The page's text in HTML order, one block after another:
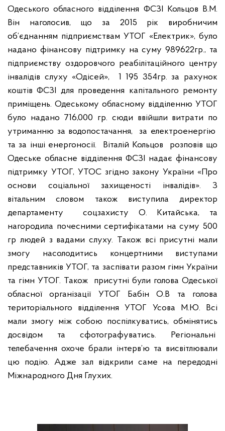
Одеського обласного відділення ФСЗІ Кольцов В.М.
Він наголосив, що за 2015 рік виробничим
об’єднанням підприємствам УТОГ «Електрик», було
надано фінансову підтримку на суму 989622гр., та
підприємству оздоровчого реабілітаційного центру
інвалідів слуху «Одісей»,
1 195 354гр. за рахунок
коштів ФСЗІ для проведення капітального ремонту
приміщень. Одеському обласному відділенню УТОГ
було надано 716,000 гр. сюди ввійшли витрати по
утриманню за водопостачання,
за електроенергію
та за інші енергоносії.
Віталій Кольцов
розповів що
Одеське обласне відділення ФСЗІ надає фінансову
підтримку УТОГ, УТОС згідно закону України «Про
основи соціальної захищеності інвалідів». З
вітальним словом також виступила директор
департаменту
соцзахисту О. Китайська, та
нагородила почесними сертифікатами на суму 500
гр людей з вадами слуху. Також всі присутні мали
змогу насолодитись концертними виступами
представників УТОГ, та заспівати разом гімн України
та гімн УТОГ. Також
присутні були голова Одеської
обласної організації УТОГ Бабін О.В та голова
територіального відділення УТОГ Усова М.Ю. Всі
мали змогу між собою поспілкуватись, обмінятись
досвідом та сфотографуватись. Регіональні
телебачення охоче брали інтерв’ю та висвітлювали
цю подію. Адже зал відкрили саме на передодні
Міжнародного Дня Глухих.